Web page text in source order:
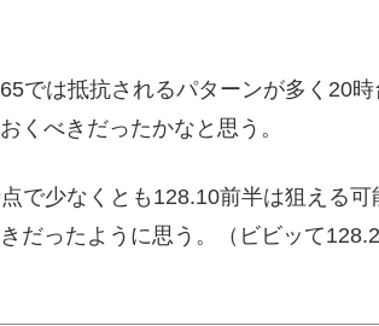
では抵抗されるパターンが多く20
くべきだったかなと思う。
で少なくとも128.10前半は狙える
だったように思う。（ビビッて